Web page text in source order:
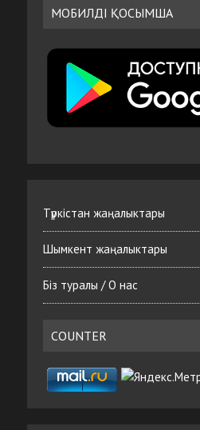
МОБИЛДІ ҚОСЫМША
Түркістан жаңалыктары
Шымкент жаңалыктары
Біз туралы / О нас
COUNTER